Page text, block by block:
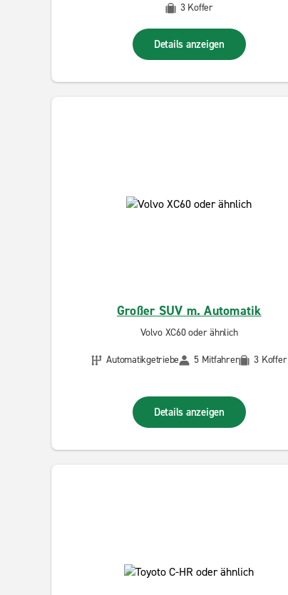
3 Koffer
Details anzeigen
Großer SUV m. Automatik
Volvo XC60 oder ähnlich
Automatikgetriebe
5 Mitfahrer 3 Koffer
Details anzeigen